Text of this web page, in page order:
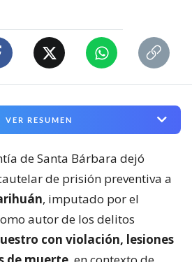
VER RESUMEN
de Santa Bárbara dejó
de prisión preventiva a
, imputado por el
autor de los delitos
con violación, lesiones